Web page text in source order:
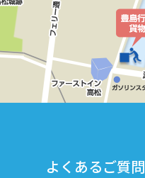
よくあるご質問